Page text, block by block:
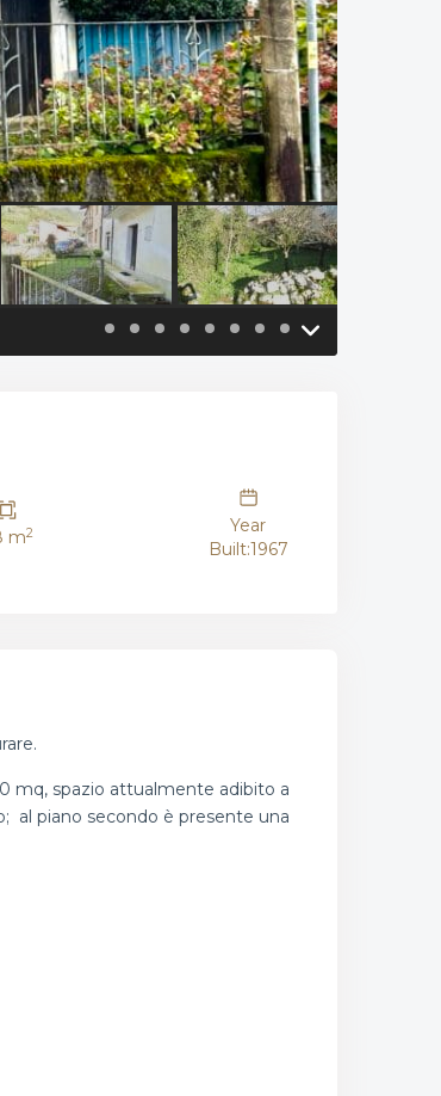
m2
Year
Built:1967
mq, spazio attualmente adibito a
al piano secondo è presente una